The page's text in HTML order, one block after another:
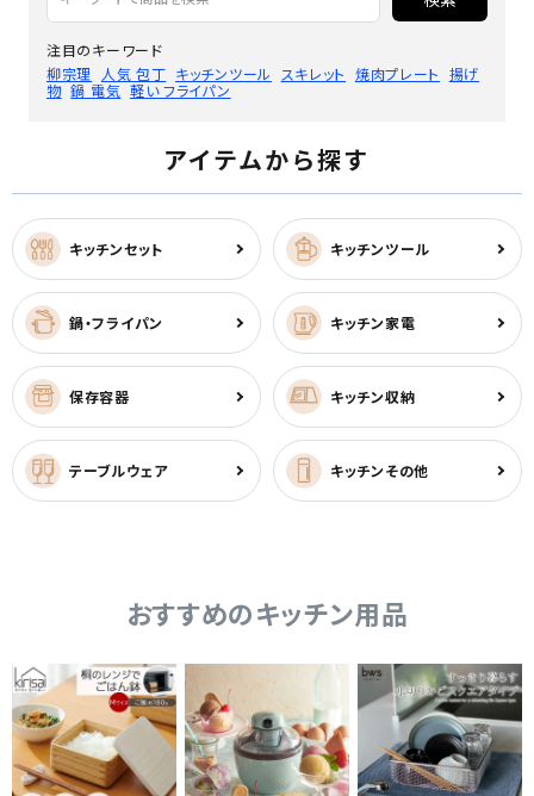
注目のキーワード
柳宗理 人気 包丁 キッチンツール スキレット 焼肉プレート 揚げ
物 鍋 電気 軽い フライパン
アイテムから探す
キッチンセット キッチンツール
鍋・フライパン キッチン家電
保存容器 キッチン収納
テーブルウェア キッチンその他
おすすめのキッチン用品